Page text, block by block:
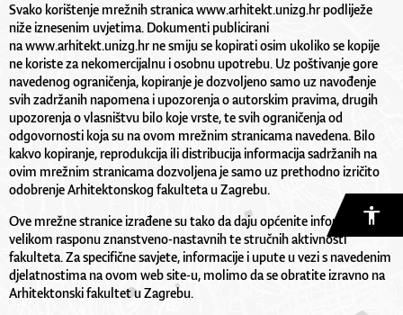
Svako korištenje mrežnih stranica www.arhitekt.unizg.hr podliježe
niže iznesenim uvjetima. Dokumenti publicirani
na www.arhitekt.unizg.hr ne smiju se kopirati osim ukoliko se kopije
ne koriste za nekomercijalnu i osobnu upotrebu. Uz poštivanje gore
navedenog ograničenja, kopiranje je dozvoljeno samo uz navođenje
svih zadržanih napomena i upozorenja o autorskim pravima, drugih
upozorenja o vlasništvu bilo koje vrste, te svih ograničenja od
odgovornosti koja su na ovom mrežnim stranicama navedena. Bilo
kakvo kopiranje, reprodukcija ili distribucija informacija sadržanih na
ovim mrežnim stranicama dozvoljena je samo uz prethodno izričito
odobrenje Arhitektonskog fakulteta u Zagrebu.
Ove mrežne stranice izrađene su tako da daju općenite informacije o
velikom rasponu znanstveno-nastavnih te stručnih aktivnosti
fakulteta. Za specifične savjete, informacije i upute u vezi s navedenim
djelatnostima na ovom web site-u, molimo da se obratite izravno na
Arhitektonski fakultet u Zagrebu.